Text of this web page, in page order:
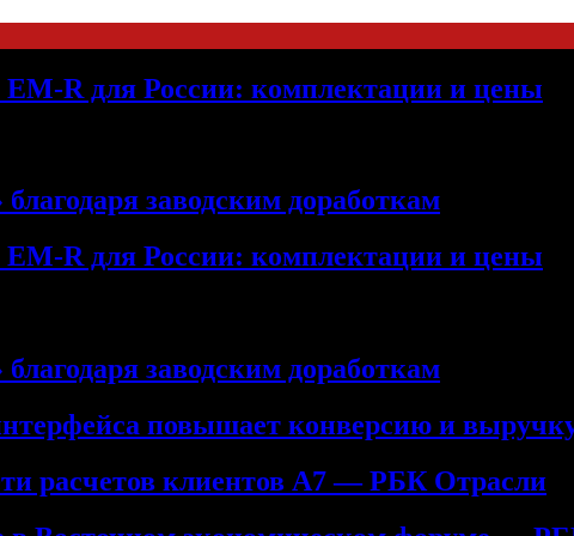
R для России: комплектации и цены
заводским доработкам
R для России: комплектации и цены
заводским доработкам
повышает конверсию и
расчетов клиентов А7 — РБК Отрасли